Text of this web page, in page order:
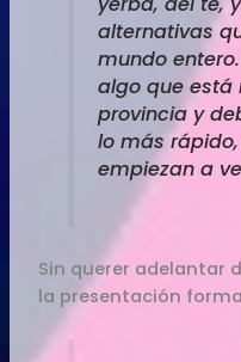
alternativas
mundo
algo que
provincia y
lo más
empiezan a
Sin querer adelantar
la presentación